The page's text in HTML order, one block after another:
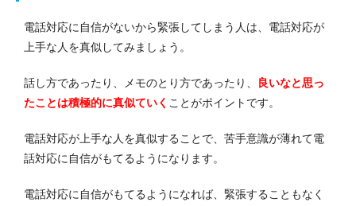
電話対応に自信がないから緊張してしまう人は、電話対応が
上手な人を真似してみましょう。
話し方であったり、メモのとり方であったり、
良いなと思っ
たことは積極的に真似ていく ことがポイントです。
電話対応が上手な人を真似することで、苦手意識が薄れて電
話対応に自信がもてるようになります。
電話対応に自信がもてるようになれば、緊張することもなく